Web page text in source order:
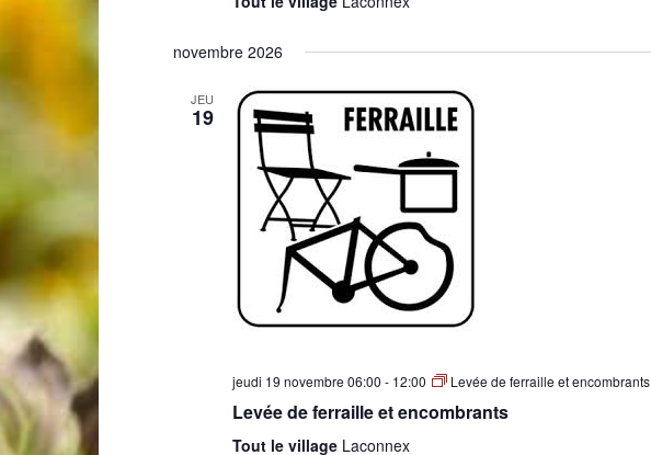
novembre 2026
JEU
19
jeudi 19 novembre 06:00 - 12:00 Levée de ferraille et encombrants
Levée de ferraille et encombrants
Tout le village Laconnex